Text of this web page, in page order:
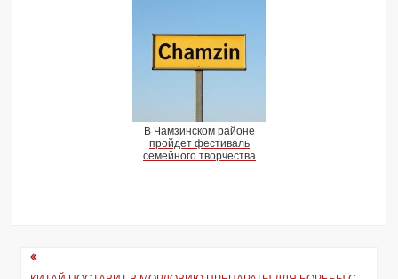
В Чамзинском районе
пройдет фестиваль
семейного творчества
Навигация